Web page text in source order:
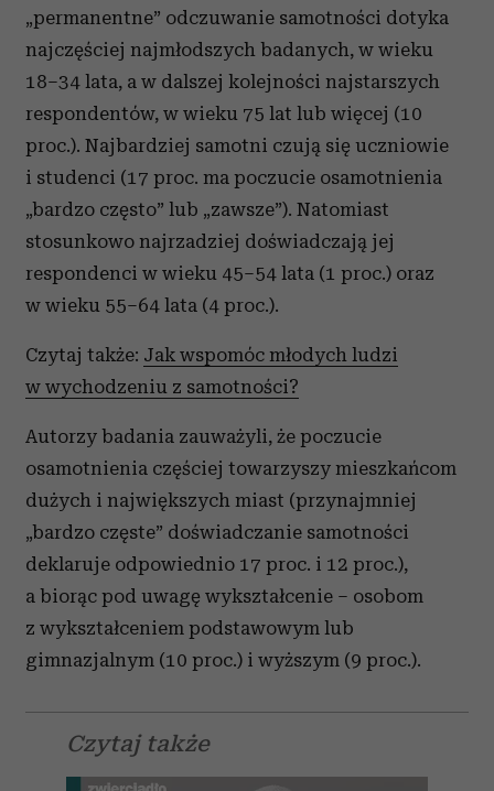
„permanentne” odczuwanie samotności dotyka
najczęściej najmłodszych badanych, w wieku
18–34 lata, a w dalszej kolejności najstarszych
respondentów, w wieku 75 lat lub więcej (10
proc.). Najbardziej samotni czują się uczniowie
i studenci (17 proc. ma poczucie osamotnienia
„bardzo często” lub „zawsze”). Natomiast
stosunkowo najrzadziej doświadczają jej
respondenci w wieku 45–54 lata (1 proc.) oraz
w wieku 55–64 lata (4 proc.).
Czytaj także: Jak wspomóc młodych ludzi
w wychodzeniu z samotności?
Autorzy badania zauważyli, że poczucie
osamotnienia częściej towarzyszy mieszkańcom
dużych i największych miast (przynajmniej
„bardzo częste” doświadczanie samotności
deklaruje odpowiednio 17 proc. i 12 proc.),
a biorąc pod uwagę wykształcenie – osobom
z wykształceniem podstawowym lub
gimnazjalnym (10 proc.) i wyższym (9 proc.).
Czytaj także